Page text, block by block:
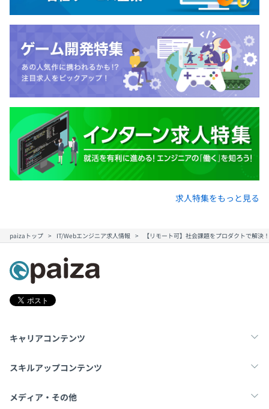
求人特集をもっと見る
paizaトップ IT/Webエンジニア求人情報 【リモート可】社会課題をプロダクトで解
キャリアコンテンツ
転職・キャリア
スキルアップコンテンツ
学習
メディア・その他